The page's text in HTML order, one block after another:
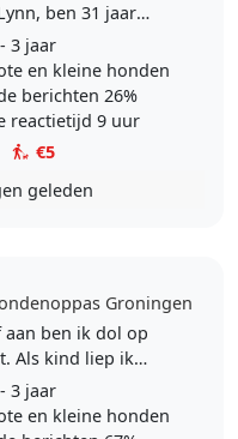
ben 31 jaar
aan..
3 jaar
en kleine honden
berichten 26%
reactietijd 9 uur
€5
geleden
Groningen
aan ben ik dol op
Als kind liep ik
vol
wat ouder was
de..
3 jaar
en kleine honden